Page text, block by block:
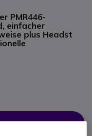
PMR446-
einfacher
plus Headst